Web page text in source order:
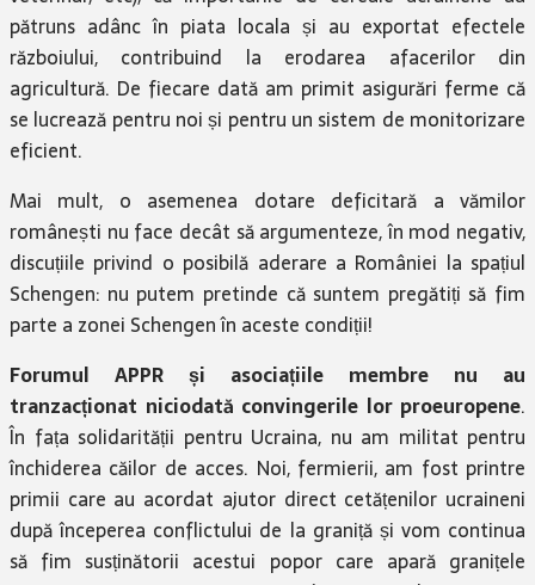
pătruns adânc în piata locala și au exportat efectele
războiului, contribuind la erodarea afacerilor din
agricultură. De fiecare dată am primit asigurări ferme că
se lucrează pentru noi și pentru un sistem de monitorizare
eficient.
Mai mult, o asemenea dotare deficitară a vămilor
românești nu face decât să argumenteze, în mod negativ,
discuțiile privind o posibilă aderare a României la spațiul
Schengen: nu putem pretinde că suntem pregătiți să fim
parte a zonei Schengen în aceste condiții!
Forumul APPR și asociațiile membre nu au
tranzacționat niciodată convingerile lor proeuropene.
În fața solidarității pentru Ucraina, nu am militat pentru
închiderea căilor de acces. Noi, fermierii, am fost printre
primii care au acordat ajutor direct cetățenilor ucraineni
după începerea conflictului de la graniță și vom continua
să fim susținătorii acestui popor care apară granițele